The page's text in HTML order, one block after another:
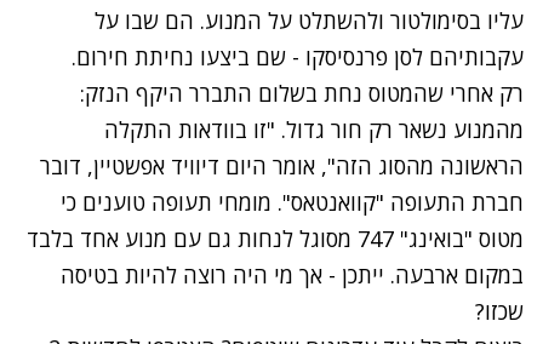
עליו בסימולטור ולהשתלט על המנוע. הם שבו על
עקבותיהם לסן פרנסיסקו - שם ביצעו נחיתת חירום.
רק אחרי שהמטוס נחת בשלום התברר היקף הנזק:
מהמנוע נשאר רק חור גדול. "זו בוודאות התקלה
הראשונה מהסוג הזה", אומר היום דיוויד אפשטיין, דובר
חברת התעופה "קוואנטאס". מומחי תעופה טוענים כי
מטוס "בואינג" 747 מסוגל לנחות גם עם מנוע אחד בלבד
במקום ארבעה. ייתכן - אך מי היה רוצה להיות בטיסה
שכזו?